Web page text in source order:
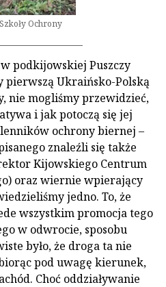
Ochrony
podkijowskiej Puszczy
pierwszą Ukraińsko-Polską
nie mogliśmy przewidzieć,
i jak potoczą się jej
ochrony biernej –
znaleźli się także
Kijowskiego Centrum
oraz wiernie wpierający
jedno. To, że
wszystkim promocja tego
w odwrocie, sposobu
było, że droga ta nie
pod uwagę kierunek,
Choć oddziaływanie